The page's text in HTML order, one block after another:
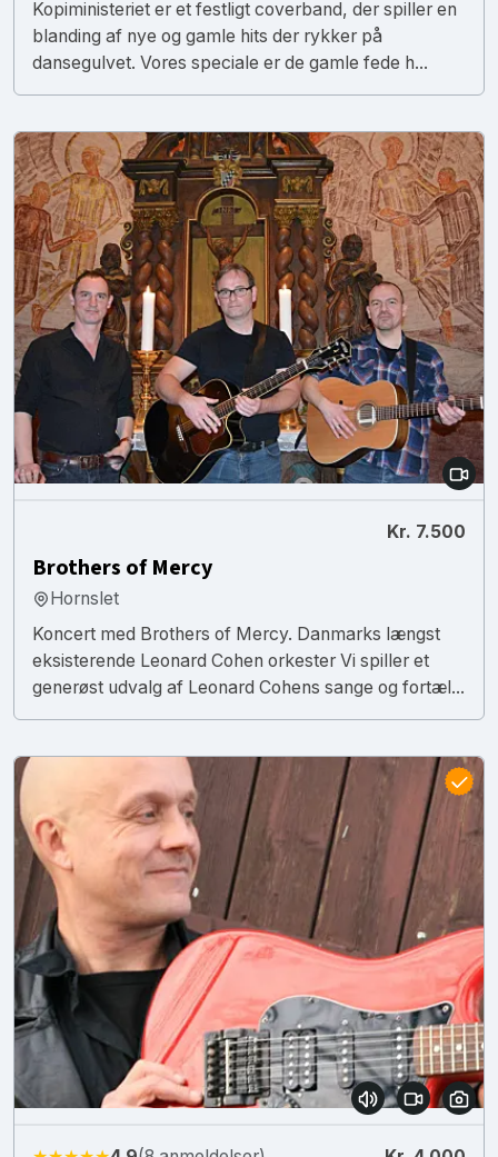
Kopiministeriet er et festligt coverband, der spiller en
blanding af nye og gamle hits der rykker på
dansegulvet. Vores speciale er de gamle fede h...
Kr. 7.500
Brothers of Mercy
Hornslet
Koncert med Brothers of Mercy. Danmarks længst
eksisterende Leonard Cohen orkester Vi spiller et
generøst udvalg af Leonard Cohens sange og fortæl...